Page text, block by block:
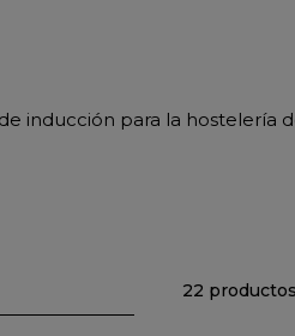
inducción para la hostelería
22 productos